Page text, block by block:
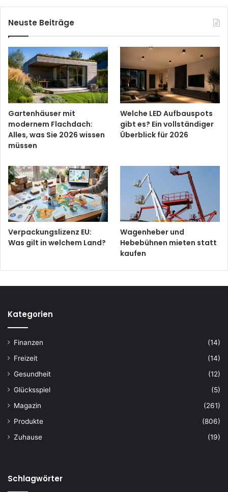
Neuste Beiträge
Gartenhäuser mit
modernem Flachdach:
Alles, was Sie 2026 wissen
müssen
Welche LED Aufbauspots
gibt es? Ein vollständiger
Überblick für 2026
Verpackungslizenz EU:
Was gilt in welchem Land?
Wagenheber und
Hebebühnen mieten statt
kaufen
Kategorien
Finanzen
(14)
Freizeit
(14)
Gesundheit
(12)
Glücksspiel
(5)
Magazin
(261)
Produkte
(806)
Zuhause
(19)
Schlagwörter